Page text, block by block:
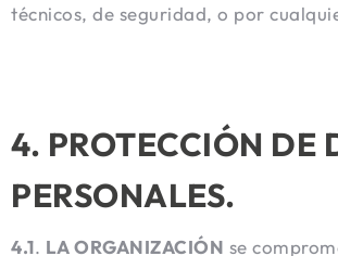
técnicos, de seguridad, o por
4. PROTECCIÓN DE
PERSONALES.
4.1. LA ORGANIZACIÓN se